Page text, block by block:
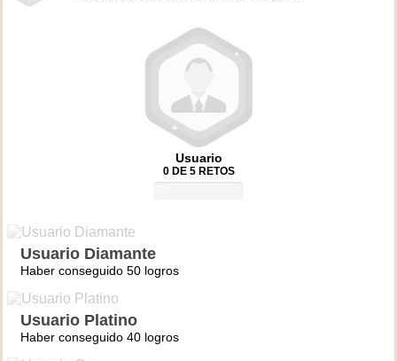
Usuario
0 DE 5 RETOS
Usuario Diamante
Haber conseguido 50 logros
Usuario Platino
Haber conseguido 40 logros